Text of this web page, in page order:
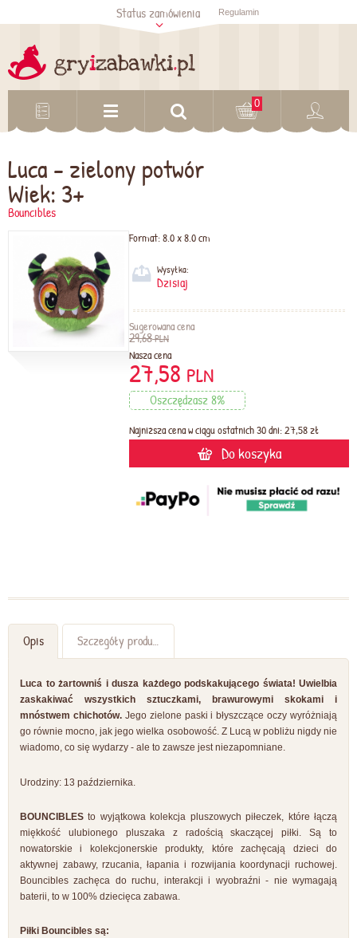
Sprawdź status
zamówienia
Status zamówienia Regulamin
0
Luca - zielony potwór
Wiek: 3+
Bouncibles
Format:8.0 x 8.0 cm
Wysyłka:
Dzisiaj
Sugerowana cena
29,68PLN
Nasza cena
27,58 PLN
Oszczędzasz 8%
Najniższa cena w ciągu ostatnich 30 dni: 27,58 zł
Do koszyka
Opis Szczegóły produktu
Luca to żartowniś i dusza każdego podskakującego świata! Uwielbia
zaskakiwać wszystkich sztuczkami, brawurowymi skokami i
mnóstwem chichotów.Jego zielone paski i błyszczące oczy wyróżniają
go równie mocno, jak jego wielka osobowość. Z Lucą w pobliżu nigdy nie
wiadomo, co się wydarzy - ale to zawsze jest niezapomniane.
Urodziny: 13 października.
BOUNCIBLES to wyjątkowa kolekcja pluszowych piłeczek, które łączą
miękkość ulubionego pluszaka z radością skaczącej piłki. Są to
nowatorskie i kolekcjonerskie produkty, które zachęcają dzieci do
aktywnej zabawy, rzucania, łapania i rozwijania koordynacji ruchowej.
Bouncibles zachęca do ruchu, interakcji i wyobraźni - nie wymagają
baterii, to w 100% dziecięca zabawa.
Piłki Bouncibles są: